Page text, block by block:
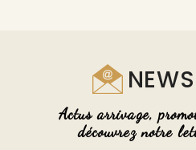
Actus arrivage,
découvrez notre